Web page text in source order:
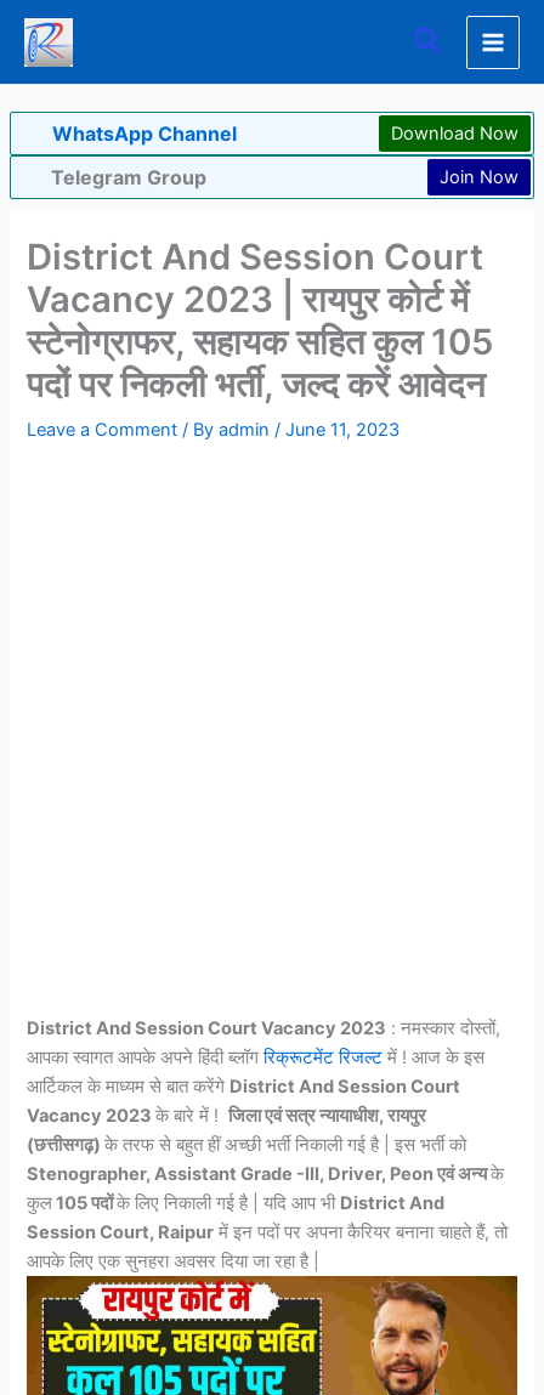
Skip
content
Search
WhatsApp Channel Download Now
Telegram Group Join Now
District And Session Court
Vacancy 2023 | रायपुर कोर्ट में
स्टेनोग्राफर, सहायक सहित कुल 105
पदों पर निकली भर्ती, जल्द करें आवेदन
Leave a Comment / Byadmin/June 11, 2023
District And Session Court Vacancy 2023 : नमस्कार दोस्तों,
आपका स्वागत आपके अपने हिंदी ब्लॉगरिक्रूटमेंट रिजल्ट में ! आज के इस
आर्टिकल के माध्यम से बात करेंगे District And Session Court
Vacancy 2023 के बारे में !जिला एवं सत्र न्यायाधीश, रायपुर
(छत्तीसगढ़)के तरफ से बहुत हीं अच्छी भर्ती निकाली गई है | इस भर्ती को
Stenographer, Assistant Grade -III, Driver, Peon एवं अन्यके
कुल105 पदोंके लिए निकाली गई है | यदि आप भी District And
Session Court, Raipur में इन पदों पर अपना कैरियर बनाना चाहते हैं, तो
आपके लिए एक सुनहरा अवसर दिया जा रहा है |